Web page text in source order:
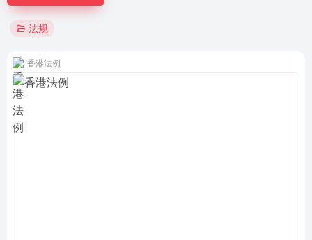
法规
香港法例